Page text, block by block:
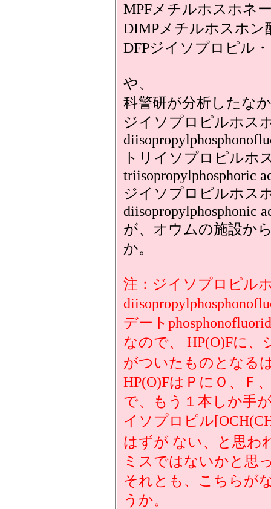
MPFメチルホスホネ
DIMPメチルホスホ
DFPジイソプロピル
や、
科警研が分析したな
ジイソプロピルホス
トリイソプロピルホ
triisopropylphosphoric
ジイソプロピルホス
diisopropylphosphonic
が、オウムの施設か
か。
注：ジイソプロピル
デート
なので、 HP(O)Fに、
がついたものとなる
HP(O)FはＰにＯ、Ｆ
で、もう１本しか手
イソプロピル
はずが ない、と思わ
ミスではないかと思
それとも、こちらが
うか。